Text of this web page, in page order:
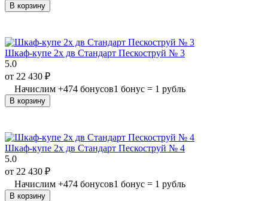
В корзину
Шкаф-купе 2х дв Стандарт Пескоструй № 3
5.0
от 22 430 ₽
Начислим +474 бонусов1 бонус = 1 рубль
В корзину
Шкаф-купе 2х дв Стандарт Пескоструй № 4
5.0
от 22 430 ₽
Начислим +474 бонусов1 бонус = 1 рубль
В корзину